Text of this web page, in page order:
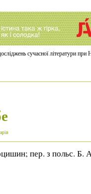
сучасної літератури
пер. з польс. Б.